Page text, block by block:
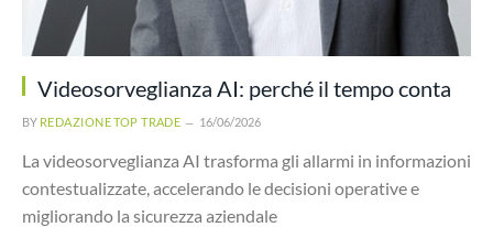
Videosorveglianza AI: perché il tempo conta
BY REDAZIONE TOP TRADE 16/06/2026
La videosorveglianza AI trasforma gli allarmi in informazioni
contestualizzate, accelerando le decisioni operative e
migliorando la sicurezza aziendale